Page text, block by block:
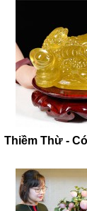
và mềm
năng lượng
lượng
mẽ, giúp
năng lượng
thường xuyên
sống và làm
giữ được vẻ
mềm, ẩm
Thiềm Thừ -